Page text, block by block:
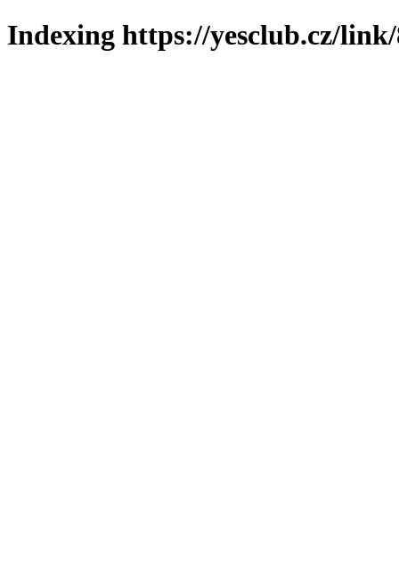
Indexing https://yesclub.cz/link/